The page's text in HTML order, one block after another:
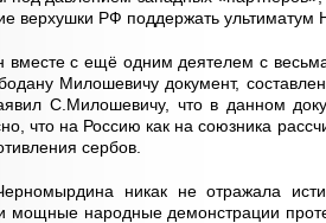
верхушки РФ поддержать
с ещё одним деятелем с
Милошевичу документ,
С.Милошевичу, что в данном
что на Россию как на союзника
сербов.
никак не отражала
мощные народные демонстрации